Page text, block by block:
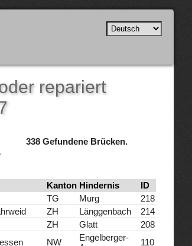
repariert
338 Gefundene Brücken.
Kanton Hindernis
ID
TG Murg
218
ZH Länggenbach
214
ZH Glatt
208
NW
Engelberger-
110